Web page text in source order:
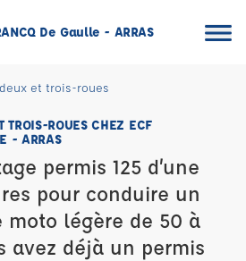
De Gaulle - ARRAS
et trois-roues
TROIS-ROUES CHEZ ECF
- ARRAS
permis 125 d’une
pour conduire un
moto légère de 50 à
avez déjà un permis